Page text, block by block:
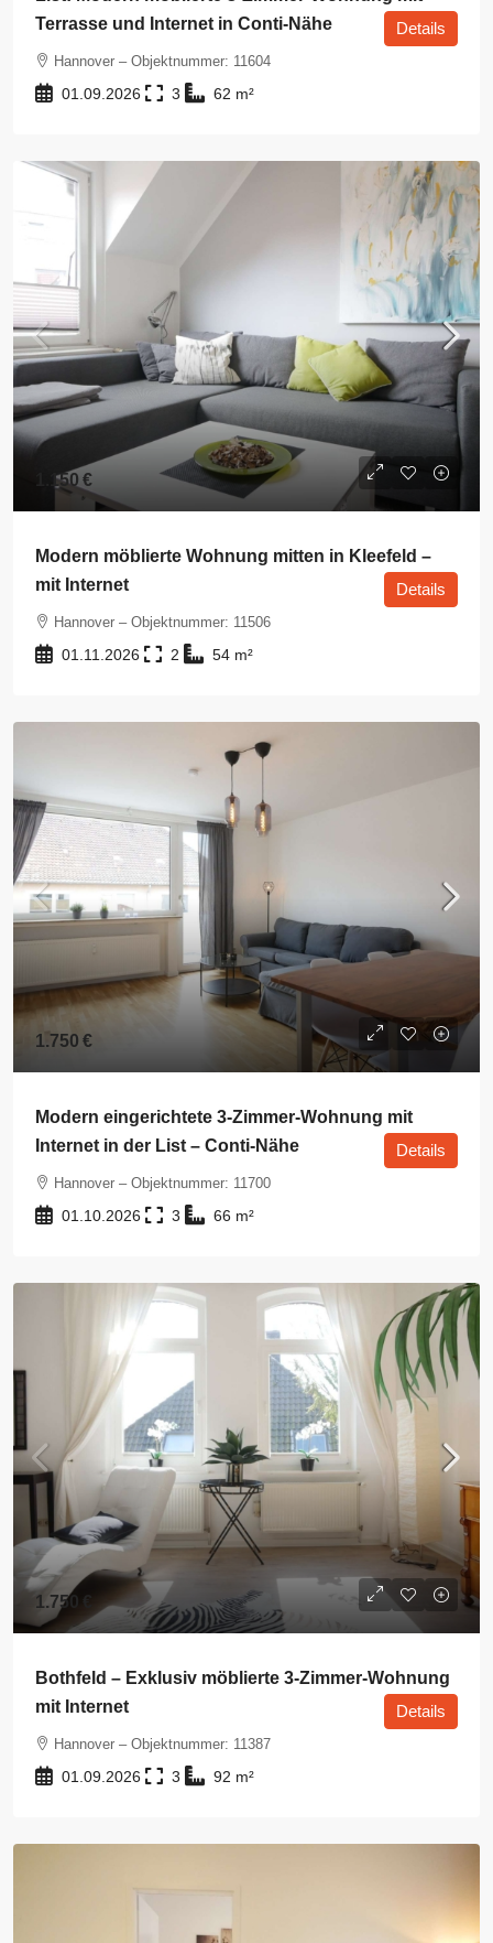
Terrasse und Internet in Conti-Nähe
Hannover – Objektnummer: 11604
01.09.2026 3 62 m²
Details
1.150 €
Modern möblierte Wohnung mitten in Kleefeld –
mit Internet
Hannover – Objektnummer: 11506
01.11.2026 2 54 m²
Details
1.750 €
Modern eingerichtete 3-Zimmer-Wohnung mit
Internet in der List – Conti-Nähe
Hannover – Objektnummer: 11700
01.10.2026 3 66 m²
Details
1.750 €
Bothfeld – Exklusiv möblierte 3-Zimmer-Wohnung
mit Internet
Hannover – Objektnummer: 11387
01.09.2026 3 92 m²
Details